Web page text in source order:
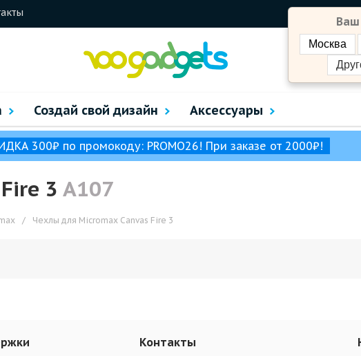
Ваш
Москва
Создай свой дизайн Аксессуары
300₽ по промокоду: PROMO26! При заказе от 2000₽!
3 A107
/ Чехлы для Micromax Canvas Fire 3
Контакты